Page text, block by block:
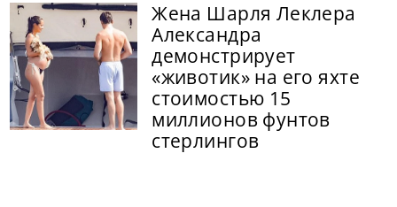
Жена Шарля Леклера
Александра
демонстрирует
«животик» на его яхте
стоимостью 15
миллионов фунтов
стерлингов